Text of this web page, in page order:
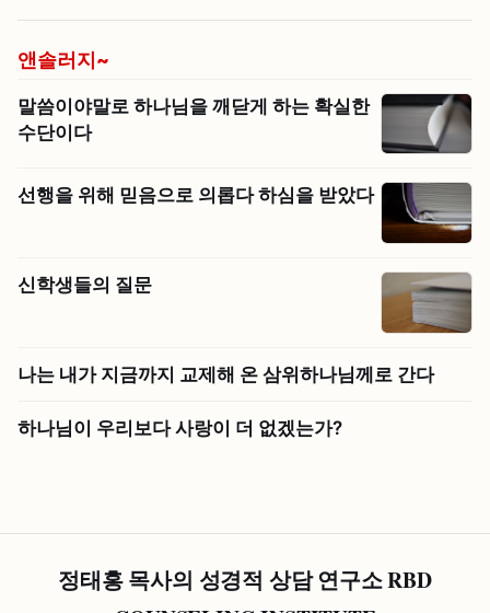
앤솔러지~
말씀이야말로 하나님을 깨닫게 하는 확실한
수단이다
선행을 위해 믿음으로 의롭다 하심을 받았다
신학생들의 질문
나는 내가 지금까지 교제해 온 삼위하나님께로 간다
하나님이 우리보다 사랑이 더 없겠는가?
정태홍 목사의 성경적 상담 연구소 RBD